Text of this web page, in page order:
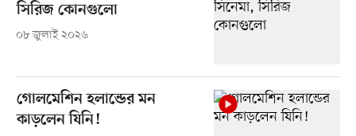
সিরিজ কোনগুলো
০৮ জুলাই ২০২৬
গোলমেশিন হলান্ডের মন
কাড়লেন যিনি!